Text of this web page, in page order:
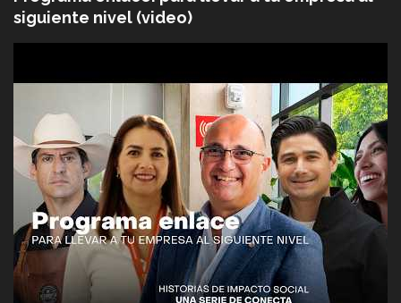
siguiente nivel (video)